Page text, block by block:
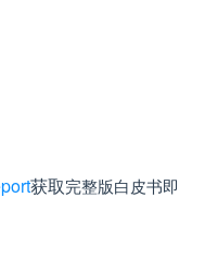
获取完整版白皮书即